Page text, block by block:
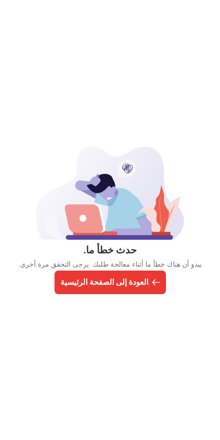
حدث خطأ ما.
يبدو أن هناك خطأ ما أثناء معالجة طلبك. يرجى التحقق مرة أخرى.
العودة إلى الصفحة الرئيسية